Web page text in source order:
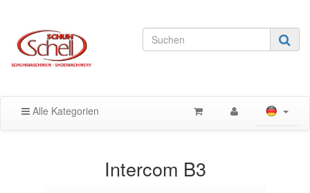
Alle Kategorien
Intercom B3